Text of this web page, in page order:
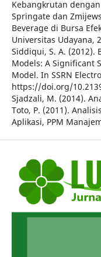
Kebangkrutan
Springate dan
Beverage di Bursa
Universitas Udayana,
Siddiqui, S. A. (2012).
Models: A Significant
Model. In SSRN
https://doi.org/
Sjadzali, M. (2014).
Toto, P. (2011).
Aplikasi, PPM